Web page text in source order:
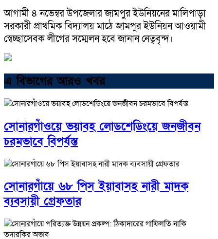
আগামী ৪ নভেম্বর উপজেলার জামপুর ইউনিয়নের মালিপাড়া
সরকারী প্রাথমিক বিদ্যালয় মাঠে জামপুর ইউনিয়ন আওয়ামী
স্বেচ্ছাসেবক লীগের সম্মেলন হবে জানান নেতৃবৃন্দ।
এ বিভাগের আরও খবর
সোনারগাঁওয়ে ভয়াবহ লোডশেডিংয়ে জনজীবন
চরমভাবে বিপর্যস্ত
সোনারগাঁয়ে ৬৮ পিস ইয়াবাসহ নারী মাদক
ব্যবসায়ী গ্রেফতার